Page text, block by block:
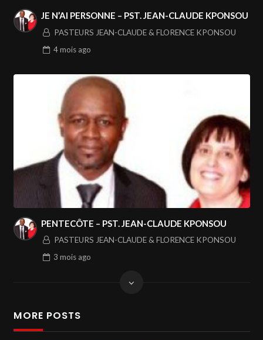
JE N’AI PERSONNE – PST. JEAN-CLAUDE KPONSOU
PASTEURS JEAN-CLAUDE & FLORENCE KPONSOU
4 mois ago
PENTECÔTE – PST. JEAN-CLAUDE KPONSOU
PASTEURS JEAN-CLAUDE & FLORENCE KPONSOU
3 mois ago
MORE POSTS